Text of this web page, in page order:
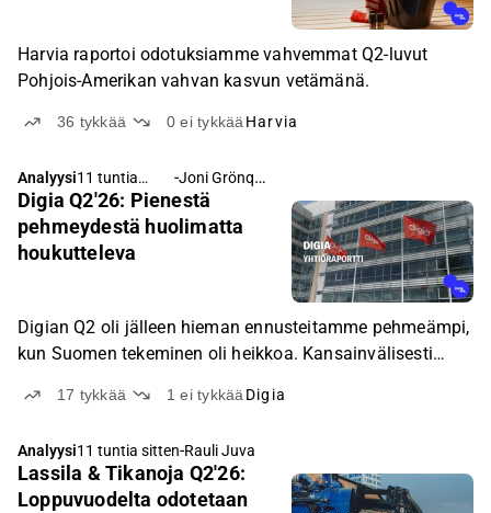
Harvia raportoi odotuksiamme vahvemmat Q2-luvut
Pohjois-Amerikan vahvan kasvun vetämänä.
36 tykkää 0ei tykkääHarvia
Analyysi11 tuntia
sitten
- Joni Grönqvist
Digia Q2'26: Pienestä
pehmeydestä huolimatta
houkutteleva
Digian Q2 oli jälleen hieman ennusteitamme pehmeämpi,
kun Suomen tekeminen oli heikkoa. Kansainvälisesti
näkemyksemme mukaan ole.
17 tykkää 1ei tykkääDigia
Analyysi11 tuntia sitten-Rauli Juva
Lassila & Tikanoja Q2'26:
Loppuvuodelta odotetaan